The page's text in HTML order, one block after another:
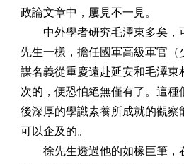
政論文章中，屢見不一見。
中外學者研究毛澤東多矣，
先生一樣，擔任國軍高級軍官（
謀名義從重慶遠赴延安和毛澤東
次的，便恐怕絕無僅有了。這種
後深厚的學識素養所成就的觀察
可以企及的。
徐先生透過他的如椽巨筆，